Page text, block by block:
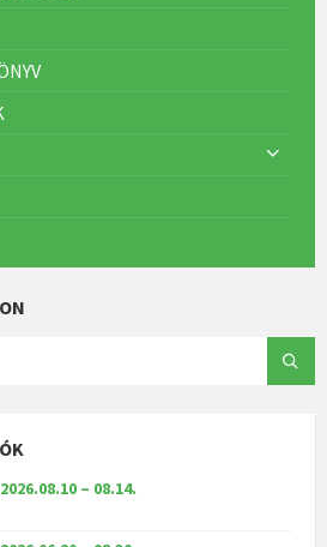
– 08.14.